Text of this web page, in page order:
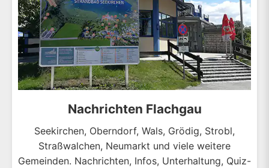
Nachrichten Flachgau
Seekirchen, Oberndorf, Wals, Grödig, Strobl,
Straßwalchen, Neumarkt und viele weitere
Gemeinden. Nachrichten, Infos, Unterhaltung, Quiz-